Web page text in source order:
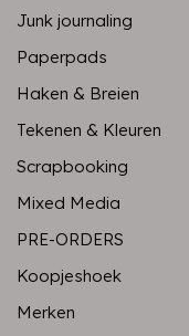
Junk journaling
Paperpads
Haken & Breien
Tekenen & Kleuren
Scrapbooking
Mixed Media
PRE-ORDERS
Koopjeshoek
Merken